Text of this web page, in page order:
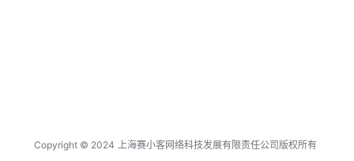
Copyright © 2024 上海赛小客网络科技发展有限责任公司版权所有